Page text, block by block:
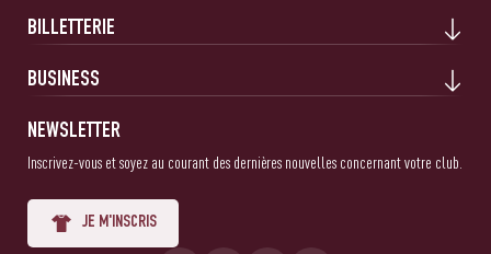
BILLETTERIE
BUSINESS
NEWSLETTER
Inscrivez-vous et soyez au courant des dernières nouvelles concernant votre club.
JE M'INSCRIS